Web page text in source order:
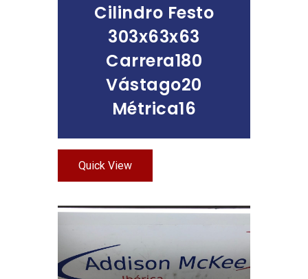
Cilindro Festo
303x63x63
Carrera180
Vástago20
Métrica16
Quick View